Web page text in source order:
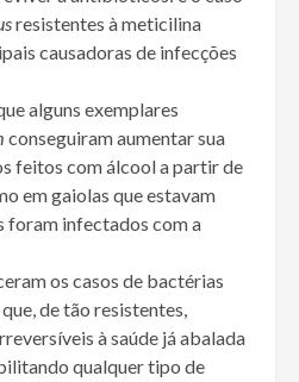
resistentes à meticilina
causadoras de infecções
alguns exemplares
conseguiram aumentar sua
feitos com álcool a partir de
em gaiolas que estavam
foram infectados com a
os casos de bactérias
de tão resistentes,
à saúde já abalada
qualquer tipo de